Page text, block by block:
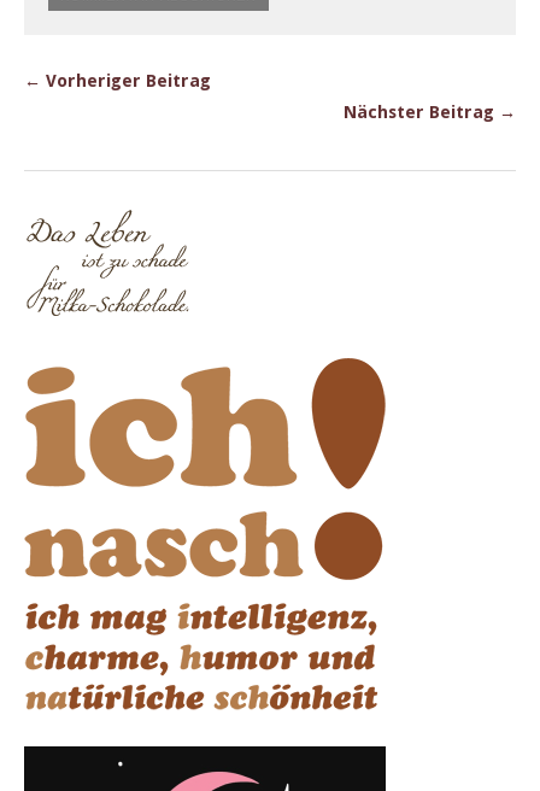
← Vorheriger Beitrag
Nächster Beitrag →